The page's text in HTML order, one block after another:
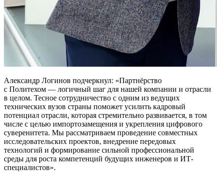
Александр Логинов подчеркнул:
Партнёрство
с Политехом — логичный шаг для нашей компании и отрасли
в целом. Тесное сотрудничество с одним из ведущих
технических вузов страны поможет усилить кадровый
потенциал отрасли, которая стремительно развивается, в том
числе с целью импортозамещения и укрепления цифрового
суверенитета. Мы рассматриваем проведение совместных
исследовательских проектов, внедрение передовых
технологий и формирование сильной профессиональной
среды для роста компетенций будущих инженеров и ИТ-
специалистов .